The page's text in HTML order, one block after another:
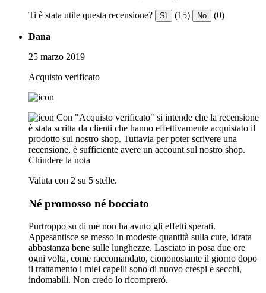
Ti è stata utile questa recensione? Sì (15) No (0)
Dana
25 marzo 2019
Acquisto verificato
Con "Acquisto verificato" si intende che la recensione
è stata scritta da clienti che hanno effettivamente acquistato il
prodotto sul nostro shop. Tuttavia per poter scrivere una
recensione, è sufficiente avere un account sul nostro shop.
Chiudere la nota
Valuta con 2 su 5 stelle.
Né promosso né bocciato
Purtroppo su di me non ha avuto gli effetti sperati.
Appesantisce se messo in modeste quantità sulla cute, idrata
abbastanza bene sulle lunghezze. Lasciato in posa due ore
ogni volta, come raccomandato, ciononostante il giorno dopo
il trattamento i miei capelli sono di nuovo crespi e secchi,
indomabili. Non credo lo ricomprerò.